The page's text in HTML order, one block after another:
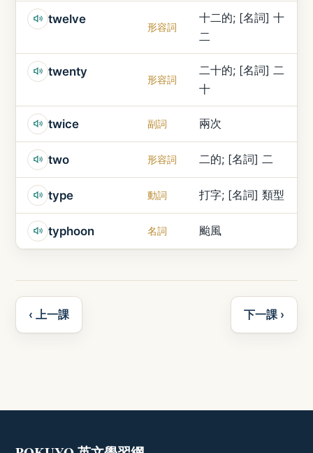
twelve
形容詞
十二的; [名詞] 十
二
twenty
形容詞
二十的; [名詞] 二
十
twice 副詞 兩次
two 形容詞 二的; [名詞] 二
type 動詞 打字; [名詞] 類型
typhoon 名詞 颱風
‹ 上一課 下一課 ›